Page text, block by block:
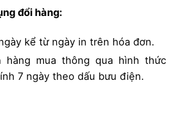
đổi hàng:
kể từ ngày in trên hóa đơn.
hàng mua thông qua hình thức
7 ngày theo dấu bưu điện.